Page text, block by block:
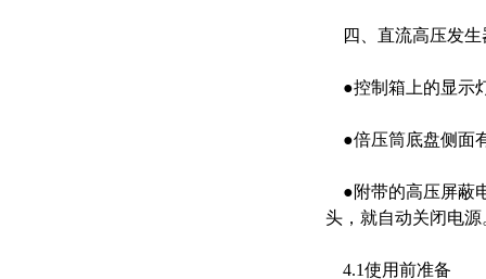
四、直流高压发生
●控制箱上的显示
●倍压筒底盘侧面
●附带的高压屏蔽
头，就自动关闭电
4.1使用前准备